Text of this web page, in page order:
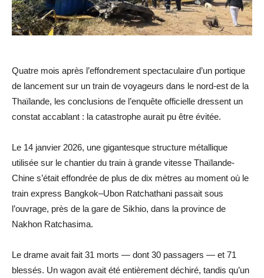
Quatre mois après l’effondrement spectaculaire d’un portique
de lancement sur un train de voyageurs dans le nord-est de la
Thaïlande, les conclusions de l’enquête officielle dressent un
constat accablant : la catastrophe aurait pu être évitée.
Le 14 janvier 2026, une gigantesque structure métallique
utilisée sur le chantier du train à grande vitesse Thaïlande-
Chine s’était effondrée de plus de dix mètres au moment où le
train express Bangkok–Ubon Ratchathani passait sous
l’ouvrage, près de la gare de Sikhio, dans la province de
Nakhon Ratchasima.
Le drame avait fait 31 morts — dont 30 passagers — et 71
blessés. Un wagon avait été entièrement déchiré, tandis qu’un